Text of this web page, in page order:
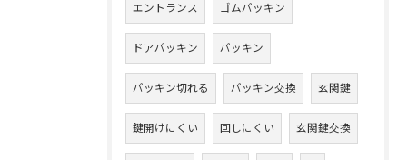
エントランス ゴムパッキン
ドアパッキン パッキン
パッキン切れる パッキン交換 玄関鍵
鍵開けにくい 回しにくい 玄関鍵交換